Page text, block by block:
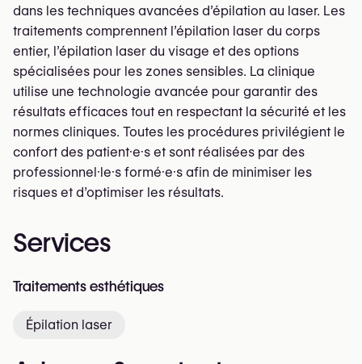
dans les techniques avancées d’épilation au laser. Les
traitements comprennent l’épilation laser du corps
entier, l’épilation laser du visage et des options
spécialisées pour les zones sensibles. La clinique
utilise une technologie avancée pour garantir des
résultats efficaces tout en respectant la sécurité et les
normes cliniques. Toutes les procédures privilégient le
confort des patient·e·s et sont réalisées par des
professionnel·le·s formé·e·s afin de minimiser les
risques et d’optimiser les résultats.
Services
Traitements esthétiques
Épilation laser